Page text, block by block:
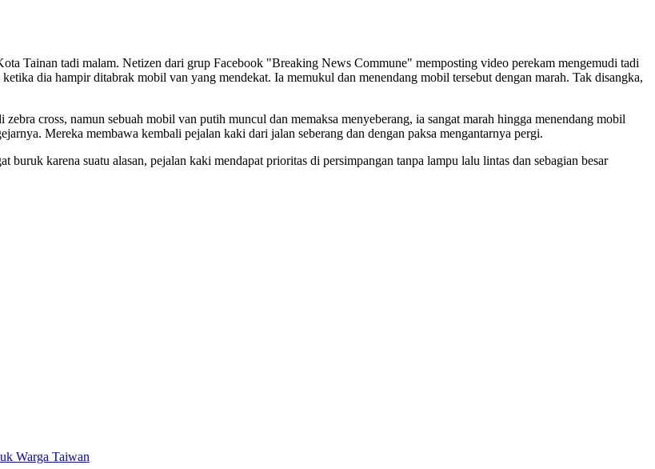
Tainan tadi malam. Netizen dari grup Facebook "Breaking News Commune" memposting video perekam mengemudi tadi
dia hampir ditabrak mobil van yang mendekat. Ia memukul dan menendang mobil tersebut dengan marah. Tak disangka,
cross, namun sebuah mobil van putih muncul dan memaksa menyeberang, ia sangat marah hingga menendang mobil
Mereka membawa kembali pejalan kaki dari jalan seberang dan dengan paksa mengantarnya pergi.
karena suatu alasan, pejalan kaki mendapat prioritas di persimpangan tanpa lampu lalu lintas dan sebagian besar
Warga Taiwan